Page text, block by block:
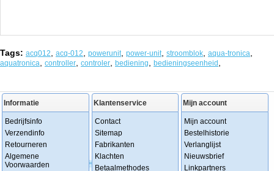
Tags: acq012 acq-012 powerunit power-unit stroomblok aqua-tronica
aquatronica controller controler bediening bedieningseenheid
Informatie
Bedrijfsinfo
Verzendinfo
Retourneren
Algemene
Voorwaarden
Klantenservice
Contact
Sitemap
Fabrikanten
Klachten
Betaalmethodes
Mijn account
Mijn account
Bestelhistorie
Verlanglijst
Nieuwsbrief
Linkpartners